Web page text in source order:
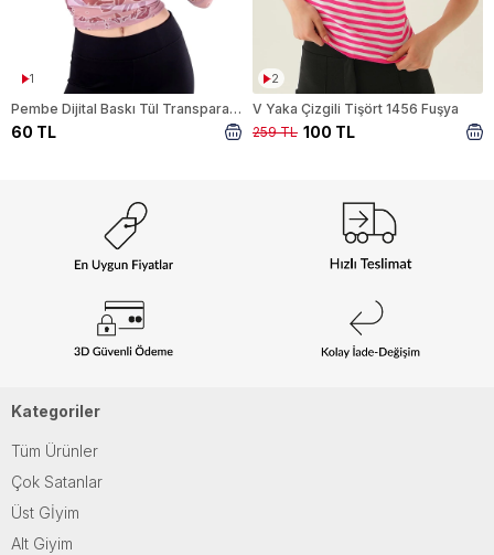
1
Pembe Dijital Baskı Tül Transparan Bluz 074
60 TL
2
V Yaka Çizgili Tişört 1456 Fuşya
100 TL
259 TL
Kategoriler
Tüm Ürünler
Çok Satanlar
Üst Gİyim
Alt Giyim